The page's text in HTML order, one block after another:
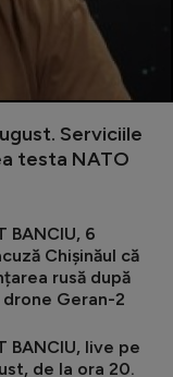
Serviciile
testa NATO
BANCIU, 6
Chișinăul că
rusă după
Geran-2
BANCIU, live pe
de la ora 20.